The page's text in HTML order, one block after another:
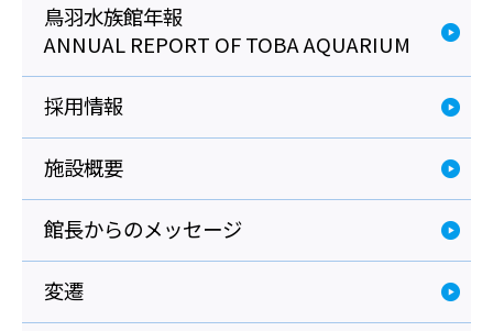
鳥羽水族館年報
ANNUAL REPORT OF TOBA AQUARIUM
採用情報
施設概要
館長からのメッセージ
変遷